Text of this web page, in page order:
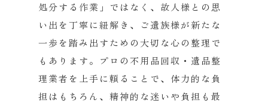
処分する作業」ではなく、故人様との思
い出を丁寧に紐解き、ご遺族様が新たな
一歩を踏み出すための大切な心の整理で
もあります。プロの不用品回収・遺品整
理業者を上手に頼ることで、体力的な負
担はもちろん、精神的な迷いや負担も最